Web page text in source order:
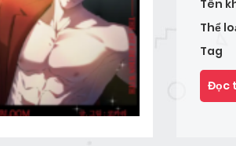
Tên
Thể
Tag
Đọc